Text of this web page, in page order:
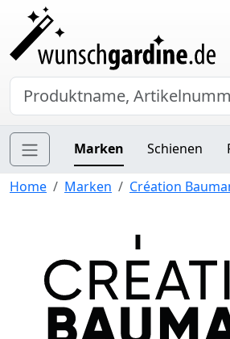
Marken Schienen
Home Marken Création